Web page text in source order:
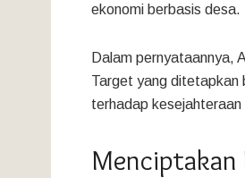
ekonomi berbasis desa.
Dalam pernyataannya,
Target yang ditetapkan
terhadap
Menciptakan